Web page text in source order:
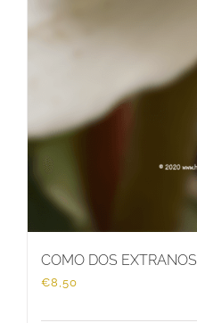
COMO DOS EXTRANOS
€8,50